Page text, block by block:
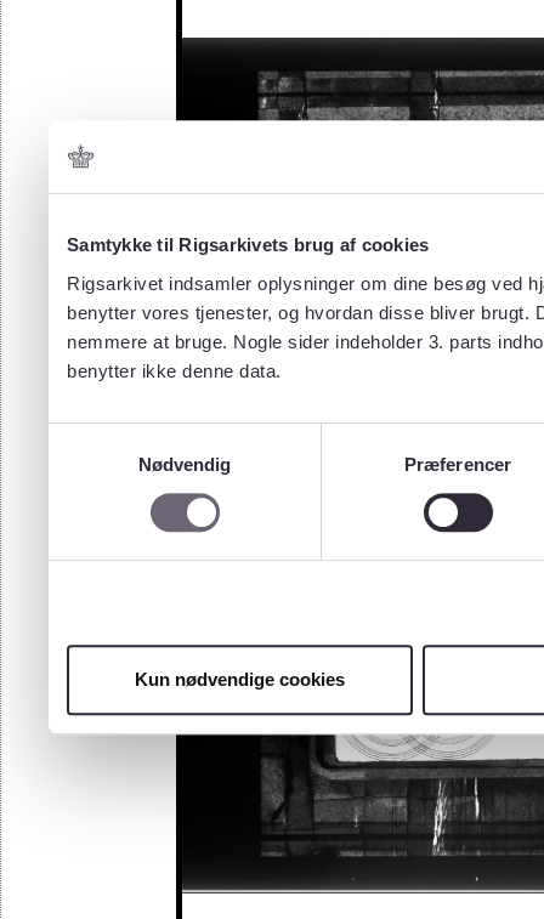
Samtykke til Rigsarkivets brug af cookies
Rigsarkivet indsamler oplysninger om dine besøg ved
benytter vores tjenester, og hvordan disse bliver
nemmere at bruge. Nogle sider indeholder 3. parts
benytter ikke denne data.
Nødvendig
Præferencer
Kun nødvendige cookies